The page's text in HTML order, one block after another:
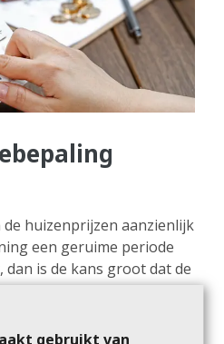
huizenprijzen aanzienlijk
een geruime periode
is de kans groot dat de
geheel kosteloos een
gebruikt van